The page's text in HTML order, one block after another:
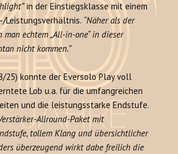
in der Einstiegsklasse mit einem
Leistungsverhältnis. “Näher als der
man echtem „All-in-one“ in dieser
nicht kommen.”
25) konnte der Eversolo Play voll
Lob u.a. für die umfangreichen
und die leistungsstarke Endstufe.
Allround-Paket mit
tollem Klang und übersichtlicher
überzeugend wirkt dabe freilich die